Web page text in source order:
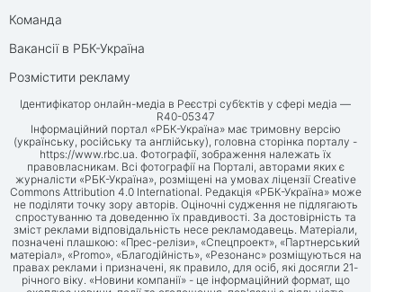
Команда
Вакансії в РБК-Україна
Розмістити рекламу
Ідентифікатор онлайн-медіа в Реєстрі суб’єктів у сфері медіа —
R40-05347
Інформаційний портал «РБК-Україна» має тримовну версію
(українську, російську та англійську), головна сторінка порталу -
https://www.rbc.ua. Фотографії, зображення належать їх
правовласникам. Всі фотографії на Порталі, авторами яких є
журналісти «РБК-Україна», розміщені на умовах ліцензії Creative
Commons Attribution 4.0 International. Редакція «РБК-Україна» може
не поділяти точку зору авторів. Оціночні судження не підлягають
спростуванню та доведенню їх правдивості. За достовірність та
зміст реклами відповідальність несе рекламодавець. Матеріали,
позначені плашкою: «Прес-релізи», «Спецпроект», «Партнерський
матеріал», «Promo», «Благодійність», «Резонанс» розміщуються на
правах реклами і призначені, як правило, для осіб, які досягли 21-
річного віку. «Новини компанії» - це інформаційний формат, що